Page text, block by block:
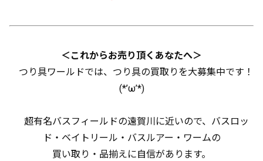
＜これからお売り頂くあなたへ＞
つり具ワールドでは、つり具の買取りを大募集中です！
(*’ω’*)
超有名バスフィールドの遠賀川に近いので、バスロッ
ド・ベイトリール・バスルアー・ワームの
買い取り・品揃えに自信があります。